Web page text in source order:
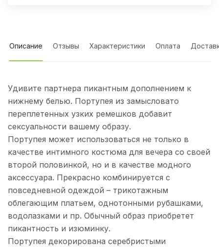
Описание Отзывы Характеристики Оплата
Удивите партнера пикантным дополнением к
нижнему белью. Портупея из замысловато
переплетенных узких ремешков добавит
сексуальности вашему образу.
Портупея может использоваться не только в
качестве интимного костюма для вечера со своей
второй половинкой, но и в качестве модного
аксессуара. Прекрасно комбинируется с
повседневной одеждой – трикотажным
облегающим платьем, однотонными рубашками,
водолазками и пр. Обычный образ приобретет
пикантность и изюминку.
Портупея декорирована серебристыми